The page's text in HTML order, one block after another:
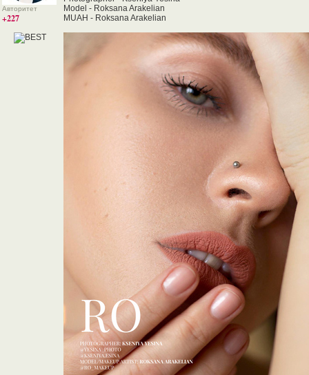
Авторитет
+227
Model - Roksana Arakelian
MUAH - Roksana Arakelian